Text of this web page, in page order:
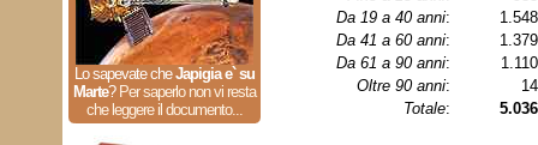
Lo sapevate cheJapigia e` su
Marte? Per saperlo non vi resta
che leggere il documento...
Da 19 a 40 anni:
Da 41 a 60 anni:
Da 61 a 90 anni:
Oltre 90 anni:
Totale: 5.036